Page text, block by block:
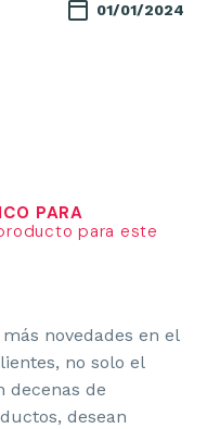
01/01/2024
PARA
para este
novedades en el
no solo el
decenas de
desean